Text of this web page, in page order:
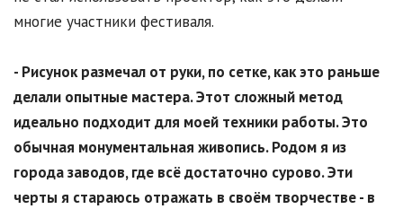
многие участники фестиваля.
- Рисунок размечал от руки, по сетке, как это раньше
делали опытные мастера. Этот сложный метод
идеально подходит для моей техники работы. Это
обычная монументальная живопись. Родом я из
города заводов, где всё достаточно сурово. Эти
черты я стараюсь отражать в своём творчестве - в